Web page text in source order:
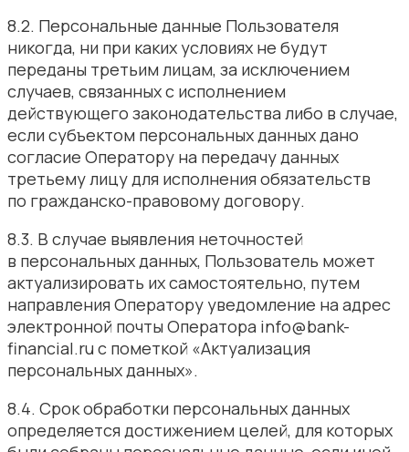
8.2. Персональные данные Пользователя
никогда, ни при каких условиях не будут
переданы третьим лицам, за исключением
случаев, связанных с исполнением
действующего законодательства либо в случае,
если субъектом персональных данных дано
согласие Оператору на передачу данных
третьему лицу для исполнения обязательств
по гражданско-правовому договору.
8.3. В случае выявления неточностей
в персональных данных, Пользователь может
актуализировать их самостоятельно, путем
направления Оператору уведомление на адрес
электронной почты Оператора info@bank-
financial.ru с пометкой «Актуализация
персональных данных».
8.4. Срок обработки персональных данных
определяется достижением целей, для которых